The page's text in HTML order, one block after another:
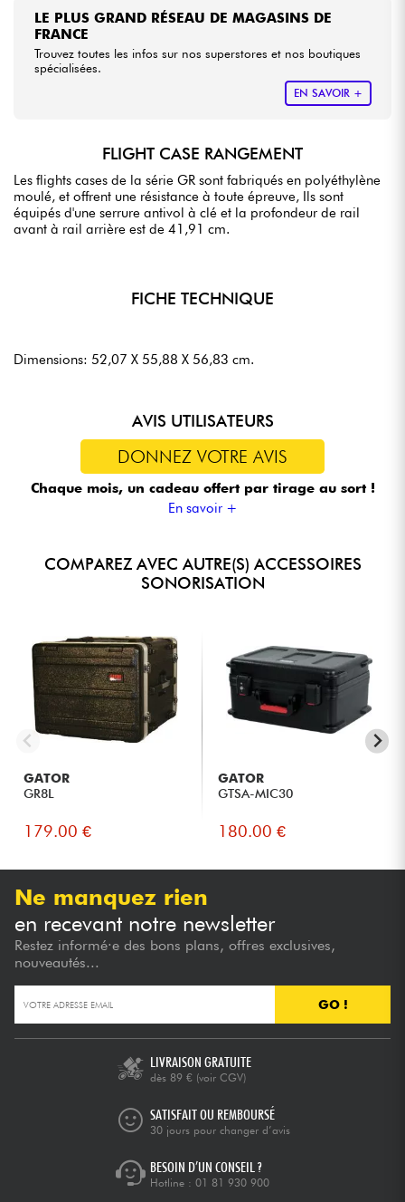
LE PLUS GRAND RÉSEAU DE MAGASINS DE
FRANCE
Trouvez toutes les infos sur nos superstores et nos boutiques
spécialisées.
EN SAVOIR +
FLIGHT CASE RANGEMENT
Les flights cases de la série GR sont fabriqués en polyéthylène
moulé, et offrent une résistance à toute épreuve, Ils sont
équipés d'une serrure antivol à clé et la profondeur de rail
avant à rail arrière est de 41,91 cm.
FICHE TECHNIQUE
Dimensions: 52,07 X 55,88 X 56,83 cm.
AVIS UTILISATEURS
DONNEZ VOTRE AVIS
Chaque mois, un cadeau offert par tirage au sort !
En savoir +
COMPAREZ AVEC AUTRE(S) ACCESSOIRES
SONORISATION
GATOR
GR8L
179.00 €
GATOR
GTSA-MIC30
180.00 €
Ne manquez rien
en recevant notre newsletter
Restez informé·e des bons plans, offres exclusives,
nouveautés...
GO !
LIVRAISON GRATUITE
dès 89 € (voir CGV)
SATISFAIT OU REMBOURSÉ
30 jours pour changer d’avis
BESOIN D’UN CONSEIL ?
Hotline : 01 81 930 900